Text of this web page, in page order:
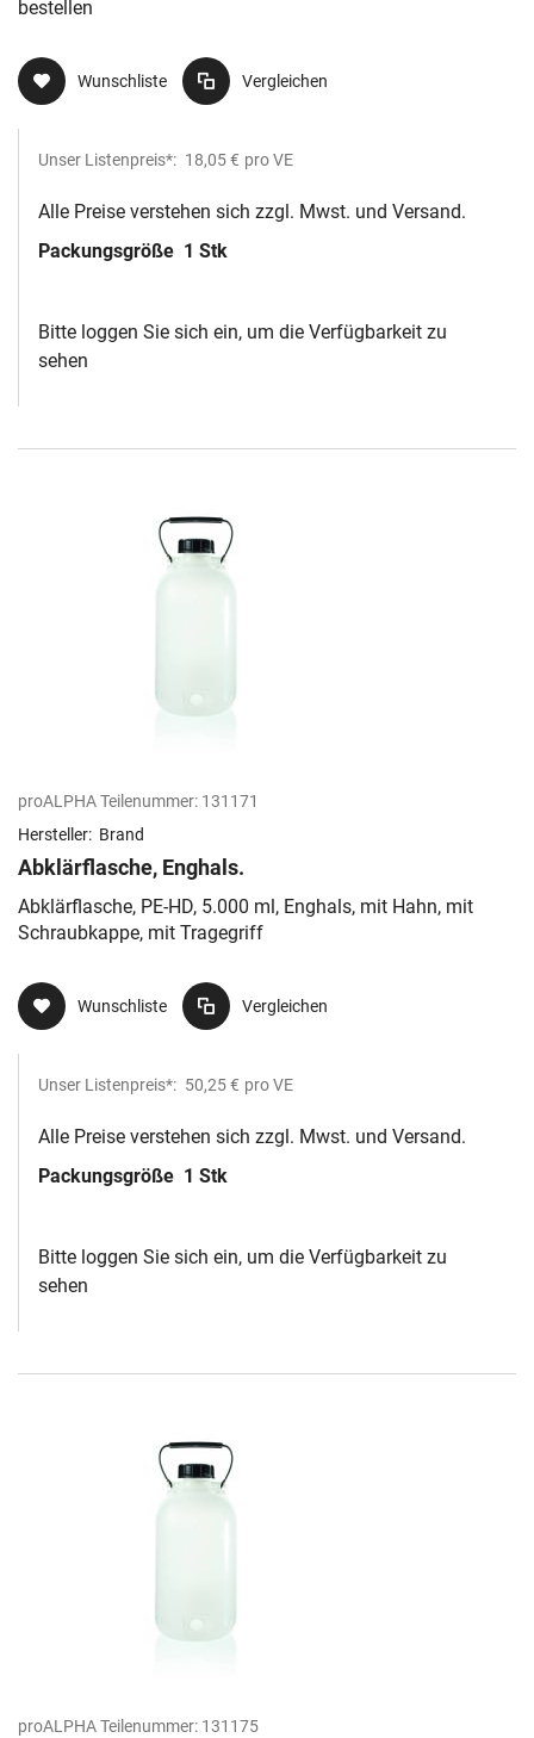
bestellen
Wunschliste Vergleichen
Unser Listenpreis*: 18,05 € pro VE
Alle Preise verstehen sich zzgl. Mwst. und Versand.
Packungsgröße 1 Stk
Bitte loggen Sie sich ein, um die Verfügbarkeit zu
sehen
proALPHA Teilenummer: 131171
Hersteller: Brand
Abklärflasche, Enghals.
Abklärflasche, PE-HD, 5.000 ml, Enghals, mit Hahn, mit
Schraubkappe, mit Tragegriff
Wunschliste Vergleichen
Unser Listenpreis*: 50,25 € pro VE
Alle Preise verstehen sich zzgl. Mwst. und Versand.
Packungsgröße 1 Stk
Bitte loggen Sie sich ein, um die Verfügbarkeit zu
sehen
proALPHA Teilenummer: 131175